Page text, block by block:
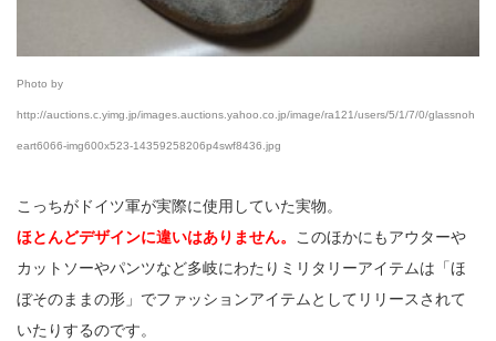
Photo by
http://auctions.c.yimg.jp/images.auctions.yahoo.co.jp/image/ra121/users/5/1/7/0/glassnoh
eart6066-img600x523-14359258206p4swf8436.jpg
こっちがドイツ軍が実際に使用していた実物。
ほとんどデザインに違いはありません。
このほかにもアウターや
カットソーやパンツなど多岐にわたりミリタリーアイテムは「ほ
ぼそのままの形」でファッションアイテムとしてリリースされて
いたりするのです。